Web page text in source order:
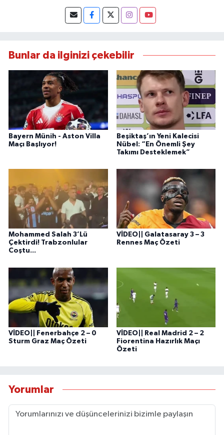
Bunlar da ilginizi çekebilir
Bayern Münih - Aston Villa
Maçı Başlıyor!
Beşiktaş’ın Yeni Kalecisi
Nübel: “En Önemli Şey
Takımı Desteklemek”
Mohammed Salah 3’Lü
Çektirdi! Trabzonlular
Coştu...
VİDEO|| Galatasaray 3 – 3
Rennes Maç Özeti
VİDEO|| Fenerbahçe 2 – 0
Sturm Graz Maç Özeti
VİDEO|| Real Madrid 2 – 2
Fiorentina Hazırlık Maçı
Özeti
Yorumlar